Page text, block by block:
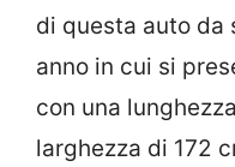
di questa auto da
anno in cui si
con una
larghezza di 172